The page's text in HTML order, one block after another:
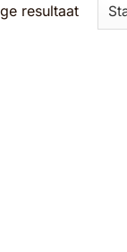
resultaat